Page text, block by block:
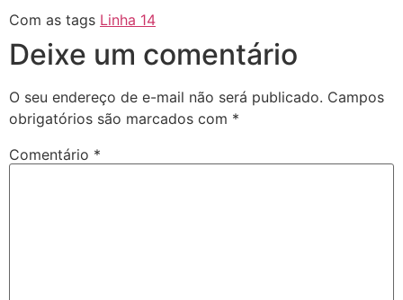
Com as tags Linha 14
Deixe um comentário
O seu endereço de e-mail não será publicado. Campos
obrigatórios são marcados com *
Comentário *